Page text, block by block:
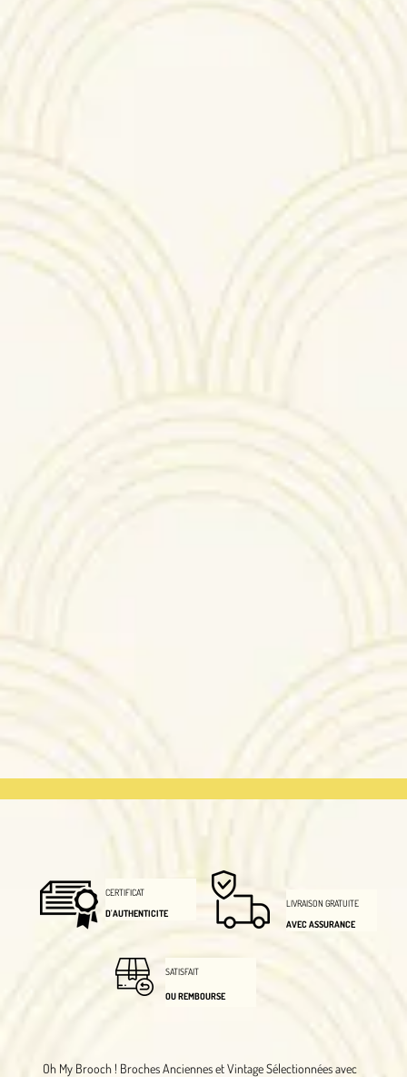
Oh My Brooch ! Broches Anciennes et Vintage Sélectionnées avec
CERTIFICAT
D'AUTHENTICITE
LIVRAISON GRATUITE
AVEC ASSURANCE
SATISFAIT
OU REMBOURSE